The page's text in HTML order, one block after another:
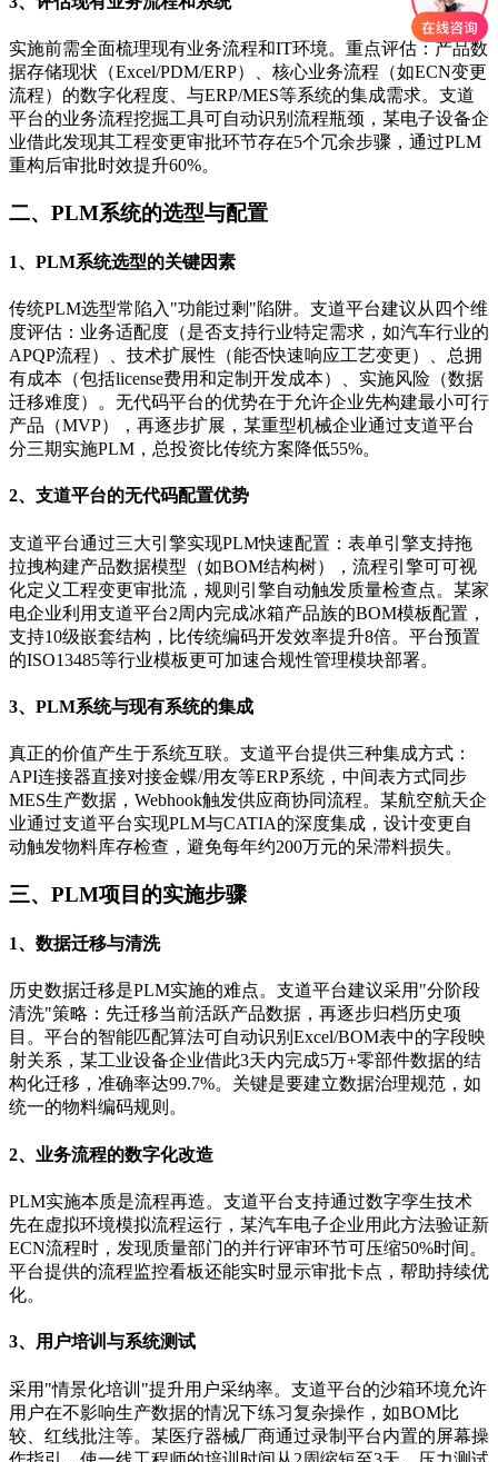
实施前需全面梳理现有业务流程和IT环境。重点评估：产品数
据存储现状（Excel/PDM/ERP）、核心业务流程（如ECN变更
流程）的数字化程度、与ERP/MES等系统的集成需求。支道
平台的业务流程挖掘工具可自动识别流程瓶颈，某电子设备企
业借此发现其工程变更审批环节存在5个冗余步骤，通过PLM
重构后审批时效提升60%。
二、PLM系统的选型与配置
1、PLM系统选型的关键因素
传统PLM选型常陷入"功能过剩"陷阱。支道平台建议从四个维
度评估：业务适配度（是否支持行业特定需求，如汽车行业的
APQP流程）、技术扩展性（能否快速响应工艺变更）、总拥
有成本（包括license费用和定制开发成本）、实施风险（数据
迁移难度）。无代码平台的优势在于允许企业先构建最小可行
产品（MVP），再逐步扩展，某重型机械企业通过支道平台
分三期实施PLM，总投资比传统方案降低55%。
2、支道平台的无代码配置优势
支道平台通过三大引擎实现PLM快速配置：表单引擎支持拖
拉拽构建产品数据模型（如BOM结构树），流程引擎可可视
化定义工程变更审批流，规则引擎自动触发质量检查点。某家
电企业利用支道平台2周内完成冰箱产品族的BOM模板配置，
支持10级嵌套结构，比传统编码开发效率提升8倍。平台预置
的ISO13485等行业模板更可加速合规性管理模块部署。
3、PLM系统与现有系统的集成
真正的价值产生于系统互联。支道平台提供三种集成方式：
API连接器直接对接金蝶/用友等ERP系统，中间表方式同步
MES生产数据，Webhook触发供应商协同流程。某航空航天企
业通过支道平台实现PLM与CATIA的深度集成，设计变更自
动触发物料库存检查，避免每年约200万元的呆滞料损失。
三、PLM项目的实施步骤
1、数据迁移与清洗
历史数据迁移是PLM实施的难点。支道平台建议采用"分阶段
清洗"策略：先迁移当前活跃产品数据，再逐步归档历史项
目。平台的智能匹配算法可自动识别Excel/BOM表中的字段映
射关系，某工业设备企业借此3天内完成5万+零部件数据的结
构化迁移，准确率达99.7%。关键是要建立数据治理规范，如
统一的物料编码规则。
2、业务流程的数字化改造
PLM实施本质是流程再造。支道平台支持通过数字孪生技术
先在虚拟环境模拟流程运行，某汽车电子企业用此方法验证新
ECN流程时，发现质量部门的并行评审环节可压缩50%时间。
平台提供的流程监控看板还能实时显示审批卡点，帮助持续优
化。
3、用户培训与系统测试
采用"情景化培训"提升用户采纳率。支道平台的沙箱环境允许
用户在不影响生产数据的情况下练习复杂操作，如BOM比
较、红线批注等。某医疗器械厂商通过录制平台内置的屏幕操